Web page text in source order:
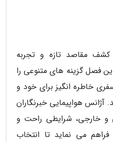
مقاصد تازه و تجربه
فصل گزینه های متنوعی را
خاطره انگیز برای خود و
آژانس هواپیمایی خبرنگاران
و خارجی، شرایطی راحت و
می نماید تا انتخاب